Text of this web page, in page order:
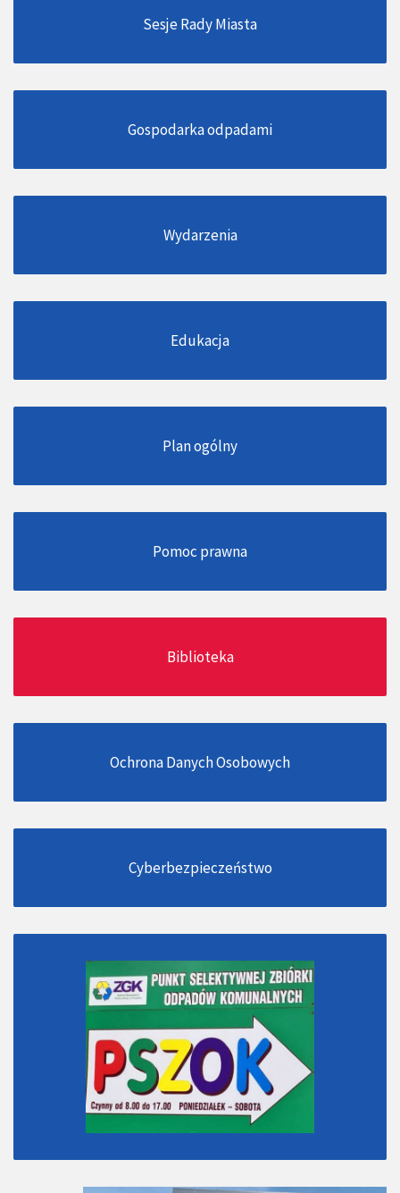
Sesje Rady Miasta
Gospodarka odpadami
Wydarzenia
Edukacja
Plan ogólny
Pomoc prawna
Biblioteka
Ochrona Danych Osobowych
Cyberbezpieczeństwo